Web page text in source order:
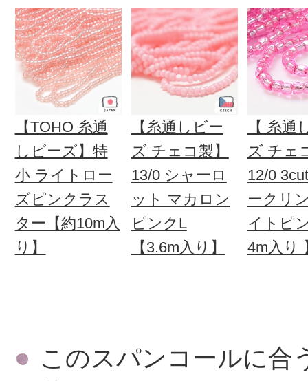
【TOHO 糸通
しビーズ】特
小 ライトロー
ズピンクラス
ター【約10m入
り】
【糸通しビー
ズ チェコ製】
13/0 シャーロ
ット マカロン
ピンクL
【3.6m入り】
【 糸通
ズ チェ
12/0
ークリ
イトピ
4m入り
このスパンコールに合